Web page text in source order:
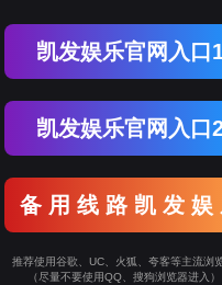
关于九州酷游 ku游